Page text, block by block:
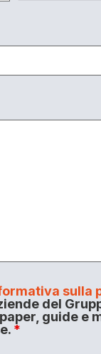
sulla
del
guide e
*